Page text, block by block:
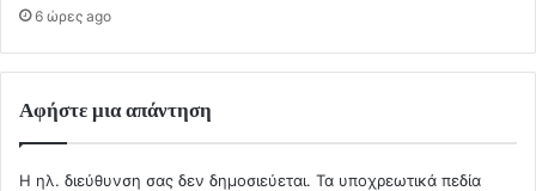
6 ώρες ago
Αφήστε μια απάντηση
Η ηλ. διεύθυνση σας δεν δημοσιεύεται. Τα υποχρεωτικά πεδία